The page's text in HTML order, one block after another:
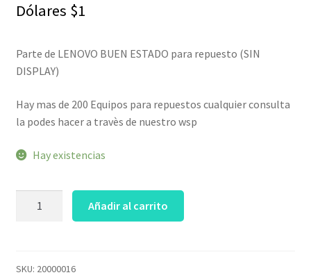
Dólares $1
Parte de LENOVO BUEN ESTADO para repuesto (SIN
DISPLAY)
Hay mas de 200 Equipos para repuestos cualquier consulta
la podes hacer a travès de nuestro wsp
Hay existencias
ESTADO
Añadir al carrito
SKU: 20000016